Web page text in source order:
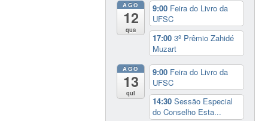
AGO
12
qua
9:00 Feira do Livro da
UFSC
17:003º Prêmio Zahidé
Muzart
AGO
13
qui
9:00 Feira do Livro da
UFSC
14:30Sessão Especial
do Conselho Esta...